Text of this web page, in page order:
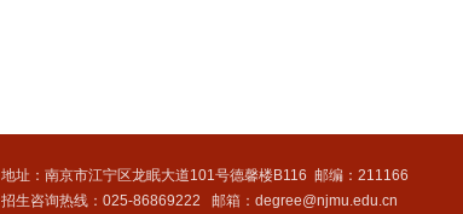
地址：南京市江宁区龙眠大道101号德馨楼B116 邮编：211166
招生咨询热线：025-86869222
邮箱：degree@njmu.edu.cn